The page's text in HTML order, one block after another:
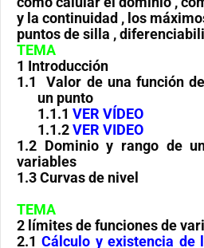
y la continuidad , los
puntos de silla ,
TEMA
1 Introducción
1.1Valor de una función
un punto
1.1.1 VER VÍDEO
1.1.2VER VIDEO
1.2 Dominio y rango de
variables
1.3 Curvas de nivel
TEMA
2 límites de funciones de
2.1Cálculo y existencia de